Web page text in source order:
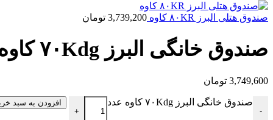
صندوق هتلی البرز ۸۰KR کاوه 3,739,200 تومان
صندوق خانگی البرز ۷۰Kdg کاوه
3,749,600 تومان
-
صندوق خانگی البرز ۷۰Kdg کاوه عدد
+
افزودن به سبد